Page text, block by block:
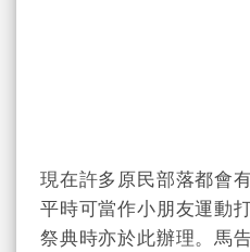
現在許多原民部落都會
平時可當作小朋友運動
祭典時亦於此辦理。馬